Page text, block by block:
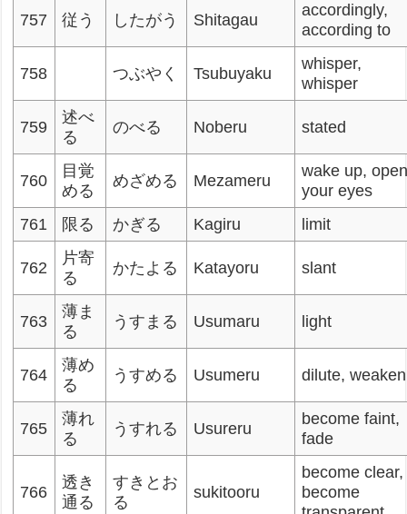
757 従う したがう Shitagau
accordingly,
according to
758 つぶやく Tsubuyaku
whisper,
whisper
759
述べ
る
のべる Noberu stated
760
目覚
める
めざめる Mezameru
wake up,
your eyes
761
限る かぎる Kagiru limit
762
片寄
る
かたよる Katayoru slant
763
薄ま
る
うすまる Usumaru light
764
薄め
る
うすめる Usumeru dilute, weaken
765
薄れ
る
うすれる Usureru
become faint,
fade
766
透き
通る
すきとお
る
sukitooru
become clear,
become